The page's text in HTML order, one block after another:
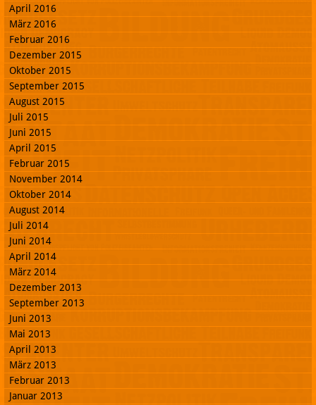
April 2016
März 2016
Februar 2016
Dezember 2015
Oktober 2015
September 2015
August 2015
Juli 2015
Juni 2015
April 2015
Februar 2015
November 2014
Oktober 2014
August 2014
Juli 2014
Juni 2014
April 2014
März 2014
Dezember 2013
September 2013
Juni 2013
Mai 2013
April 2013
März 2013
Februar 2013
Januar 2013